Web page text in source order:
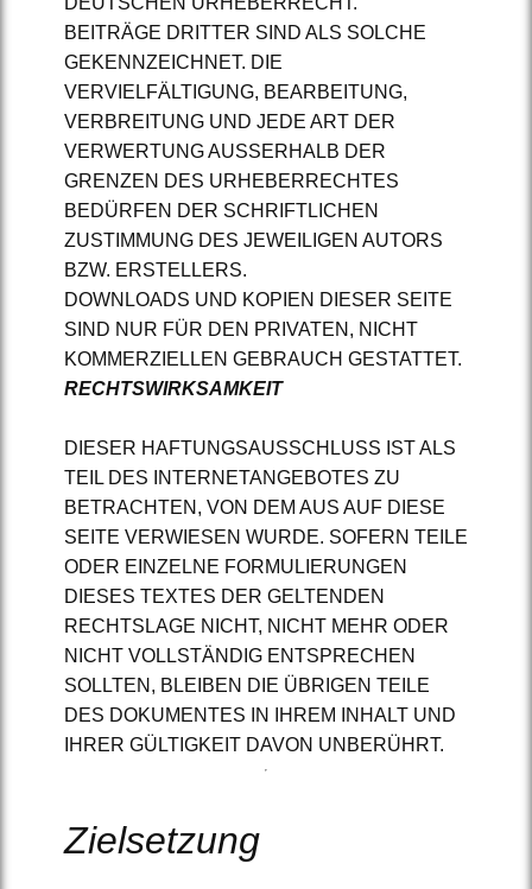
BEITRÄGE DRITTER SIND ALS SOLCHE
GEKENNZEICHNET. DIE
VERVIELFÄLTIGUNG, BEARBEITUNG,
VERBREITUNG UND JEDE ART DER
VERWERTUNG AUSSERHALB DER
GRENZEN DES URHEBERRECHTES
BEDÜRFEN DER SCHRIFTLICHEN
ZUSTIMMUNG DES JEWEILIGEN AUTORS
BZW. ERSTELLERS.
DOWNLOADS UND KOPIEN DIESER SEITE
SIND NUR FÜR DEN PRIVATEN, NICHT
KOMMERZIELLEN GEBRAUCH GESTATTET.
RECHTSWIRKSAMKEIT
DIESER HAFTUNGSAUSSCHLUSS IST ALS
TEIL DES INTERNETANGEBOTES ZU
BETRACHTEN, VON DEM AUS AUF DIESE
SEITE VERWIESEN WURDE. SOFERN TEILE
ODER EINZELNE FORMULIERUNGEN
DIESES TEXTES DER GELTENDEN
RECHTSLAGE NICHT, NICHT MEHR ODER
NICHT VOLLSTÄNDIG ENTSPRECHEN
SOLLTEN, BLEIBEN DIE ÜBRIGEN TEILE
DES DOKUMENTES IN IHREM INHALT UND
IHRER GÜLTIGKEIT DAVON UNBERÜHRT.
Zielsetzung